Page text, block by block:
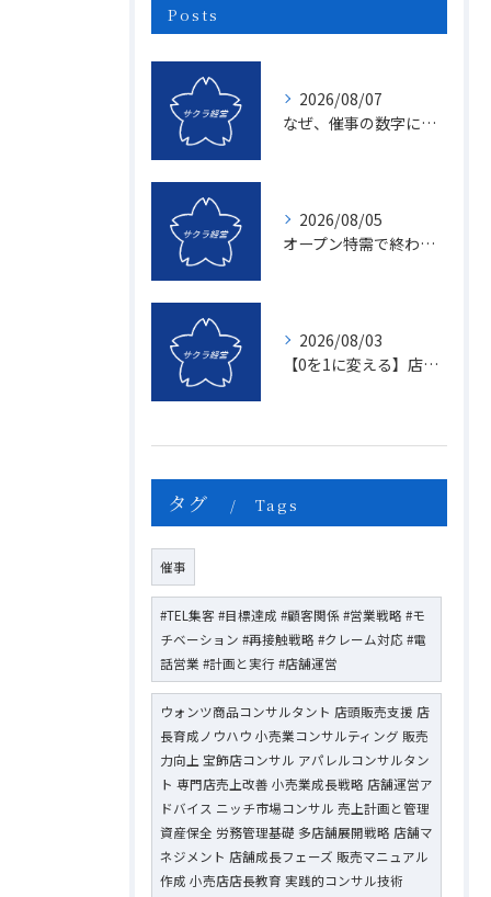
Posts
2026/08/07
なぜ、催事の数字に「ムラ」が出るのか？1億を3億にする「3つの計画表」の秘密
2026/08/05
オープン特需で終わる店、成長し続ける店の決定的な違いとは？〜新規名簿開拓の２つの方法〜
2026/08/03
【0を1に変える】店頭販売のマンネリを打破する「上司のたった一つの行動」とは？
タグ Tags
催事
#TEL集客 #目標達成 #顧客関係 #営業戦略 #モ
チベーション #再接触戦略 #クレーム対応 #電
話営業 #計画と実行 #店舗運営
ウォンツ商品コンサルタント 店頭販売支援 店
長育成ノウハウ 小売業コンサルティング 販売
力向上 宝飾店コンサル アパレルコンサルタン
ト 専門店売上改善 小売業成長戦略 店舗運営ア
ドバイス ニッチ市場コンサル 売上計画と管理
資産保全 労務管理基礎 多店舗展開戦略 店舗マ
ネジメント 店舗成長フェーズ 販売マニュアル
作成 小売店店長教育 実践的コンサル技術